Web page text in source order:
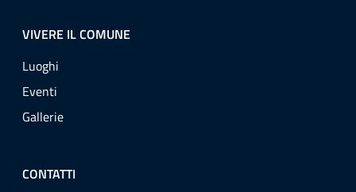
VIVERE IL COMUNE
Luoghi
Eventi
Gallerie
CONTATTI